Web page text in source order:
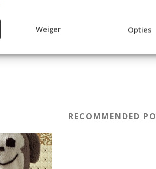
Weiger Opties
RECOMMENDED